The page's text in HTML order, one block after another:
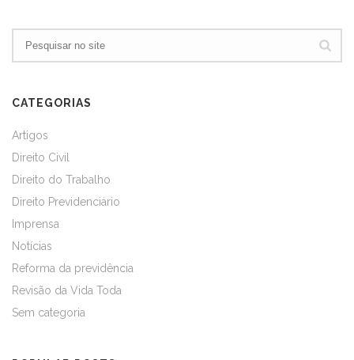
CATEGORIAS
Artigos
Direito Civil
Direito do Trabalho
Direito Previdenciário
Imprensa
Notícias
Reforma da previdência
Revisão da Vida Toda
Sem categoria